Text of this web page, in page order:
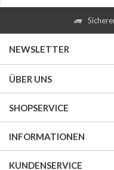
NEWSLETTER
ÜBER UNS
SHOPSERVICE
INFORMATIONEN
KUNDENSERVICE